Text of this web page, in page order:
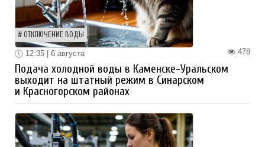
ОТКЛЮЧЕНИЕ ВОДЫ
478
12:35 | 6 августа
Подача холодной воды в Каменске-Уральском
выходит на штатный режим в Синарском
и Красногорском районах